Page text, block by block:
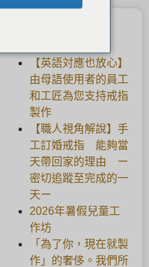
【英語対應也放心】
由母語使用者的員工
和工匠為您支持戒指
製作
【職人視角解說】手
工訂婚戒指 能夠當
天帶回家的理由 ー
密切追蹤至完成的一
天ー
2026年暑假兒童工
作坊
「為了你，現在就製
作」的奢侈。我們所